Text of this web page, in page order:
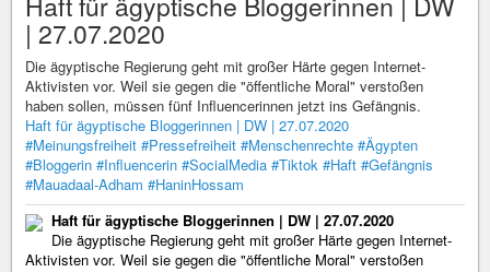
| 27.07.2020
Die ägyptische Regierung geht mit großer Härte gegen Internet-
Aktivisten vor. Weil sie gegen die "öffentliche Moral" verstoßen
haben sollen, müssen fünf Influencerinnen jetzt ins Gefängnis.
Haft für ägyptische Bloggerinnen | DW | 27.07.2020
#Meinungsfreiheit #Pressefreiheit #Menschenrechte #Ägypten
#Bloggerin #Influencerin #SocialMedia #Tiktok #Haft #Gefängnis
#Mauadaal-Adham #HaninHossam
Haft für ägyptische Bloggerinnen | DW | 27.07.2020
Die ägyptische Regierung geht mit großer Härte gegen Internet-
Aktivisten vor. Weil sie gegen die "öffentliche Moral" verstoßen